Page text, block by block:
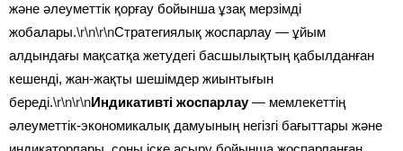
және әлеуметтік қорғау бойынша ұзақ мерзімді
жобалары.\r\n\r\nСтратегиялық жоспарлау — ұйым
алдындағы мақсатқа жетудегі басшылықтың қабылданған
кешенді, жан-жақты шешімдер жиынтығын
береді.\r\n\r\nИндикативті жоспарлау— мемлекеттің
әлеуметтік-экономикалық дамуының негізгі бағыттары және